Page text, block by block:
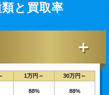
と買取率
＋
1万円～ 30万円～
88% 88%